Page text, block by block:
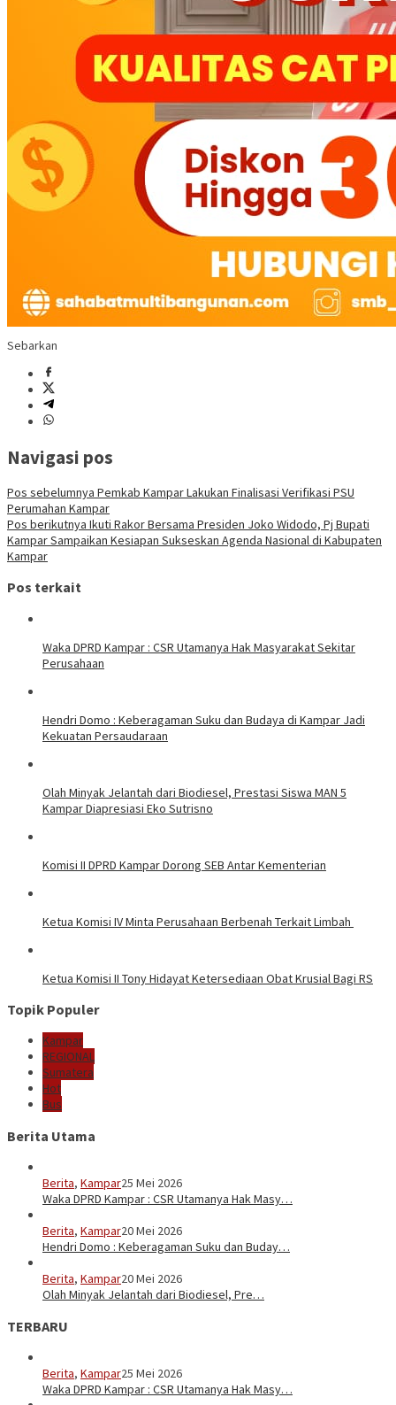
Sebarkan
Navigasi pos
Pos sebelumnya Pemkab Kampar Lakukan Finalisasi Verifikasi PSU
Perumahan Kampar
Pos berikutnya Ikuti Rakor Bersama Presiden Joko Widodo, Pj Bupati
Kampar Sampaikan Kesiapan Sukseskan Agenda Nasional di Kabupaten
Kampar
Pos terkait
Waka DPRD Kampar : CSR Utamanya Hak Masyarakat Sekitar
Perusahaan
Hendri Domo : Keberagaman Suku dan Budaya di Kampar Jadi
Kekuatan Persaudaraan
Olah Minyak Jelantah dari Biodiesel, Prestasi Siswa MAN 5
Kampar Diapresiasi Eko Sutrisno
Komisi II DPRD Kampar Dorong SEB Antar Kementerian
Ketua Komisi IV Minta Perusahaan Berbenah Terkait Limbah
Ketua Komisi II Tony Hidayat Ketersediaan Obat Krusial Bagi RS
Topik Populer
Kampar
REGIONAL
Sumatera
Hot
Bus
Berita Utama
Berita, Kampar25 Mei 2026
Waka DPRD Kampar : CSR Utamanya Hak Masy…
Berita, Kampar20 Mei 2026
Hendri Domo : Keberagaman Suku dan Buday…
Berita, Kampar20 Mei 2026
Olah Minyak Jelantah dari Biodiesel, Pre…
TERBARU
Berita, Kampar25 Mei 2026
Waka DPRD Kampar : CSR Utamanya Hak Masy…